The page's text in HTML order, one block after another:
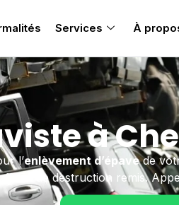
Services À
à
l’enlèvement d’épavede
de destruction remis.